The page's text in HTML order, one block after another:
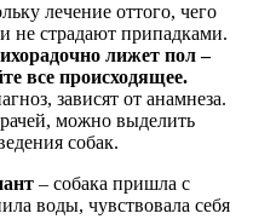
лечение оттого, чего
не страдают припадками.
лижет пол –
все происходящее.
зависят от анамнеза.
можно выделить
собак.
– собака пришла с
воды, чувствовала себя